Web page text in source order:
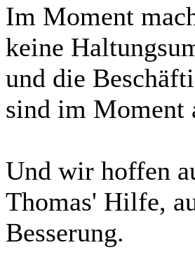
Im Moment
keine
und die
sind im Moment
Und wir hoffen
Thomas' Hilfe,
Besserung.